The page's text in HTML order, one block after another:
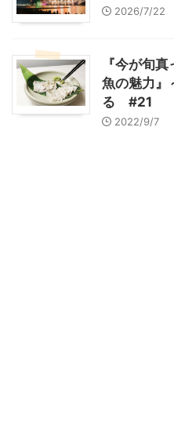
2026/7/22
『今が旬
魚の魅力』
る #21
2022/9/7